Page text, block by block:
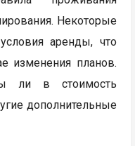
Некоторые
аренды, что
изменения планов.
ли в стоимость
дополнительные